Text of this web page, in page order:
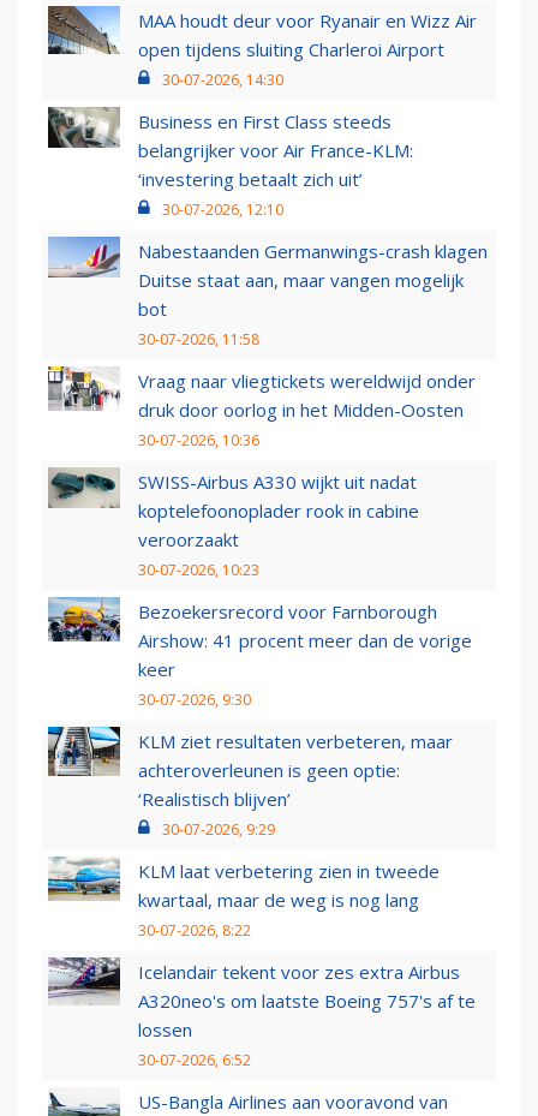
MAA houdt deur voor Ryanair en Wizz Air
open tijdens sluiting Charleroi Airport
30-07-2026, 14:30
Business en First Class steeds
belangrijker voor Air France-KLM:
‘investering betaalt zich uit’
30-07-2026, 12:10
Nabestaanden Germanwings-crash klagen
Duitse staat aan, maar vangen mogelijk
bot
30-07-2026, 11:58
Vraag naar vliegtickets wereldwijd onder
druk door oorlog in het Midden-Oosten
30-07-2026, 10:36
SWISS-Airbus A330 wijkt uit nadat
koptelefoonoplader rook in cabine
veroorzaakt
30-07-2026, 10:23
Bezoekersrecord voor Farnborough
Airshow: 41 procent meer dan de vorige
keer
30-07-2026, 9:30
KLM ziet resultaten verbeteren, maar
achteroverleunen is geen optie:
‘Realistisch blijven’
30-07-2026, 9:29
KLM laat verbetering zien in tweede
kwartaal, maar de weg is nog lang
30-07-2026, 8:22
Icelandair tekent voor zes extra Airbus
A320neo's om laatste Boeing 757's af te
lossen
30-07-2026, 6:52
US-Bangla Airlines aan vooravond van